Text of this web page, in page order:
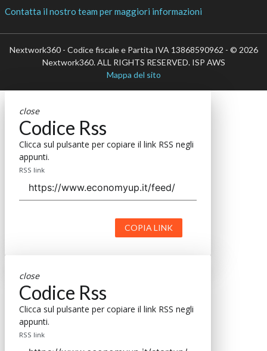
Contatta il nostro team per maggiori informazioni
Nextwork360 - Codice fiscale e Partita IVA 13868590962 - © 2026
Nextwork360. ALL RIGHTS RESERVED. ISP AWS
Mappa del sito
close
Codice Rss
Clicca sul pulsante per copiare il link RSS negli
appunti.
RSS link
COPIA LINK
close
Codice Rss
Clicca sul pulsante per copiare il link RSS negli
appunti.
RSS link